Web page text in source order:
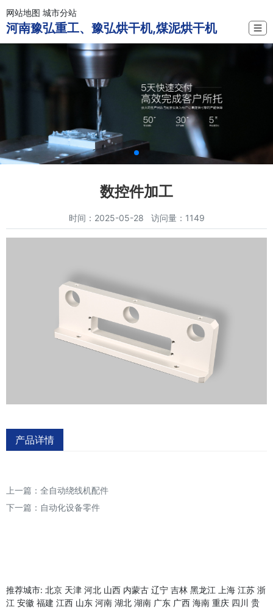
网站地图 城市分站
河南豫弘重工、豫弘烘干机,煤泥烘干机 ☰
数控件加工
时间：2025-05-28 访问量：1149
产品详情
上一篇： 全自动绕线机配件
下一篇： 自动化设备零件
推荐城市: 北京 天津 河北 山西 内蒙古 辽宁 吉林 黑龙江 上海 江苏 浙
江 安徽 福建 江西 山东 河南 湖北 湖南 广东 广西 海南 重庆 四川 贵